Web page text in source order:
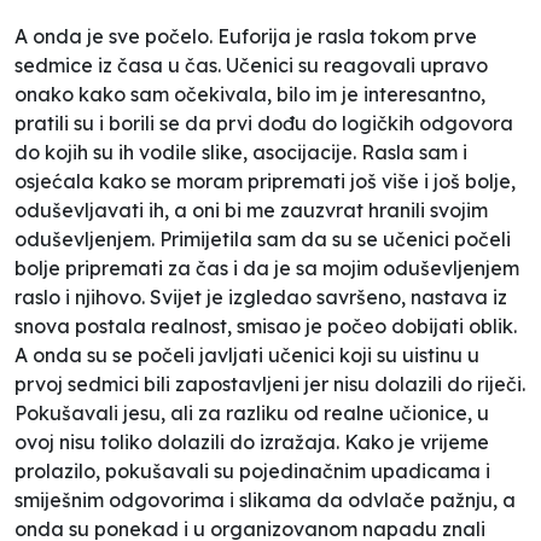
A onda je sve počelo. Euforija je rasla tokom prve
sedmice iz časa u čas. Učenici su reagovali upravo
onako kako sam očekivala, bilo im je interesantno,
pratili su i borili se da prvi dođu do logičkih odgovora
do kojih su ih vodile slike, asocijacije. Rasla sam i
osjećala kako se moram pripremati još više i još bolje,
oduševljavati ih, a oni bi me zauzvrat hranili svojim
oduševljenjem. Primijetila sam da su se učenici počeli
bolje pripremati za čas i da je sa mojim oduševljenjem
raslo i njihovo. Svijet je izgledao savršeno, nastava iz
snova postala realnost, smisao je počeo dobijati oblik.
A onda su se počeli javljati učenici koji su uistinu u
prvoj sedmici bili zapostavljeni jer nisu dolazili do riječi.
Pokušavali jesu, ali za razliku od realne učionice, u
ovoj nisu toliko dolazili do izražaja. Kako je vrijeme
prolazilo, pokušavali su pojedinačnim upadicama i
smiješnim odgovorima i slikama da odvlače pažnju, a
onda su ponekad i u organizovanom napadu znali